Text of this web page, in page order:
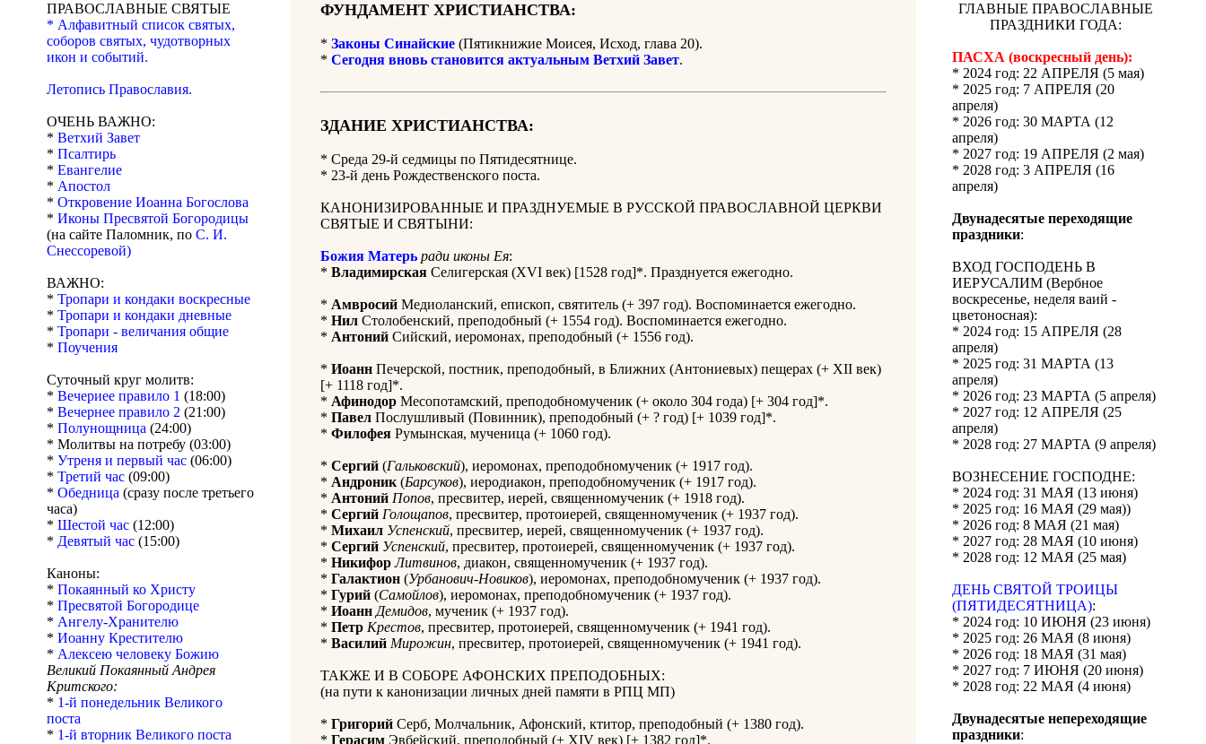
ПРАВОСЛАВНЫЕ СВЯТЫЕ
* Алфавитный список святых,
соборов святых, чудотворных
икон и событий.
Летопись Православия.
ОЧЕНЬ ВАЖНО:
* Ветхий Завет
* Псалтирь
* Евангелие
* Апостол
* Откровение Иоанна Богослова
* Иконы Пресвятой Богородицы
(на сайте Паломник, по С. И.
Снессоревой)
ВАЖНО:
* Тропари и кондаки воскресные
* Тропари и кондаки дневные
* Тропари - величания общие
* Поучения
Суточный круг молитв:
* Вечериее правило 1 (18:00)
* Вечернее правило 2 (21:00)
* Полунощница (24:00)
* Молитвы на потребу (03:00)
* Утреня и первый час (06:00)
* Третий час (09:00)
* Обедница (сразу после третьего
часа)
* Шестой час (12:00)
* Девятый час (15:00)
Каноны:
* Покаянный ко Христу
* Пресвятой Богородице
* Ангелу-Хранителю
* Иоанну Крестителю
* Алексею человеку Божию
Великий Покаянный Андрея
Критского:
* 1-й понедельник Великого
поста
* 1-й вторник Великого поста
ФУНДАМЕНТ ХРИСТИАНСТВА:
* Законы Синайские (Пятикнижие Моисея, Исход, глава 20).
* Сегодня вновь становится актуальным Ветхий Завет.
ЗДАНИЕ ХРИСТИАНСТВА:
* Среда 29-й седмицы по Пятидесятнице.
* 23-й день Рождественского поста.
КАНОНИЗИРОВАННЫЕ И ПРАЗДНУЕМЫЕ В РУССКОЙ ПРАВОСЛАВНОЙ ЦЕРКВИ
СВЯТЫЕ И СВЯТЫНИ:
Божия Матерь ради иконы Ея:
* Владимирская Селигерская (XVI век) [1528 год]*. Празднуется ежегодно.
* Амвросий Медиоланский, епископ, святитель (+ 397 год). Воспоминается ежегодно.
* Нил Столобенский, преподобный (+ 1554 год). Воспоминается ежегодно.
* Антоний Сийский, иеромонах, преподобный (+ 1556 год).
* Иоанн Печерской, постник, преподобный, в Ближних (Антониевых) пещерах (+ XII век)
[+ 1118 год]*.
* Афинодор Месопотамский, преподобномученик (+ около 304 года) [+ 304 год]*.
* Павел Послушливый (Повинник), преподобный (+ ? год) [+ 1039 год]*.
* Филофея Румынская, мученица (+ 1060 год).
* Сергий (Гальковский), иеромонах, преподобномученик (+ 1917 год).
* Андроник(Барсуков), иеродиакон, преподобномученик (+ 1917 год).
* Антоний Попов, пресвитер, иерей, священномученик (+ 1918 год).
* Сергий Голощапов, пресвитер, протоиерей, священномученик (+ 1937 год).
* Михаил Успенский, пресвитер, иерей, священномученик (+ 1937 год).
* Сергий Успенский, пресвитер, протоиерей, священномученик (+ 1937 год).
* Никифор Литвинов, диакон, священномученик (+ 1937 год).
* Галактион (Урбанович-Новиков), иеромонах, преподобномученик (+ 1937 год).
* Гурий (Самойлов), иеромонах, преподобномученик (+ 1937 год).
* Иоанн Демидов, мученик (+ 1937 год).
* Петр Крестов, пресвитер, протоиерей, священномученик (+ 1941 год).
* Василий Мирожин, пресвитер, протоиерей, священномученик (+ 1941 год).
ТАКЖЕ И В СОБОРЕ АФОНСКИХ ПРЕПОДОБНЫХ:
(на пути к канонизации личных дней памяти в РПЦ МП)
* Григорий Серб, Молчальник, Афонский, ктитор, преподобный (+ 1380 год).
* Герасим Эвбейский, преподобный (+ XIV век) [+ 1382 год]*.
ГЛАВНЫЕ ПРАВОСЛАВНЫЕ
ПРАЗДНИКИ ГОДА:
ПАСХА (воскресный день):
* 2024 год: 22 АПРЕЛЯ (5 мая)
* 2025 год: 7 АПРЕЛЯ (20
апреля)
* 2026 год: 30 МАРТА (12
апреля)
* 2027 год: 19 АПРЕЛЯ (2 мая)
* 2028 год: 3 АПРЕЛЯ (16
апреля)
Двунадесятые переходящие
праздники:
ВХОД ГОСПОДЕНЬ В
ИЕРУСАЛИМ (Вербное
воскресенье, неделя ваий -
цветоносная):
* 2024 год: 15 АПРЕЛЯ (28
апреля)
* 2025 год: 31 МАРТА (13
апреля)
* 2026 год: 23 МАРТА (5 апреля)
* 2027 год: 12 АПРЕЛЯ (25
апреля)
* 2028 год: 27 МАРТА (9 апреля)
ВОЗНЕСЕНИЕ ГОСПОДНЕ:
* 2024 год: 31 МАЯ (13 июня)
* 2025 год: 16 МАЯ (29 мая))
* 2026 год: 8 МАЯ (21 мая)
* 2027 год: 28 МАЯ (10 июня)
* 2028 год: 12 МАЯ (25 мая)
ДЕНЬ СВЯТОЙ ТРОИЦЫ
(ПЯТИДЕСЯТНИЦА):
* 2024 год: 10 ИЮНЯ (23 июня)
* 2025 год: 26 МАЯ (8 июня)
* 2026 год: 18 МАЯ (31 мая)
* 2027 год: 7 ИЮНЯ (20 июня)
* 2028 год: 22 МАЯ (4 июня)
Двунадесятые непереходящие
праздники: